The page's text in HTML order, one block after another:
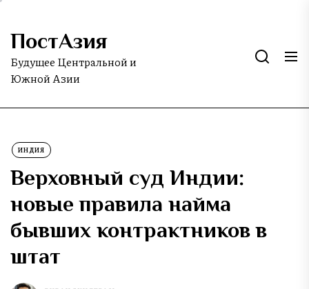
Skip
the
content
ПостАзия
Будущее Центральной и
Южной Азии
ИНДИЯ
Верховный суд Индии:
новые правила найма
бывших контрактников в
штат